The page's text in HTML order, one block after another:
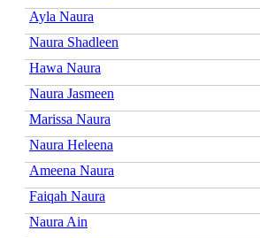
Ayla Naura
Naura Shadleen
Hawa Naura
Naura Jasmeen
Marissa Naura
Naura Heleena
Ameena Naura
Faiqah Naura
Naura Ain